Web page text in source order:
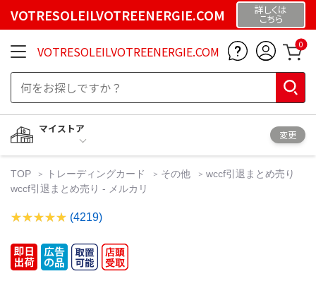
VOTRESOLEILVOTREENERGIE.COM 詳しくは
こちら
VOTRESOLEILVOTREENERGIE.COM 0
マイストア
変更
TOP トレーディングカード その他
wccf引退まとめ売り
wccf引退まとめ売り - メルカリ
(4219)